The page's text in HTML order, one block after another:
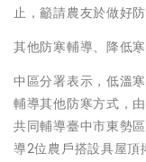
止，籲請農友於做好
其他防寒輔導、降低
中區分署表示，低溫
輔導其他防寒方式，
共同輔導臺中市東勢
導2位農戶搭設具屋